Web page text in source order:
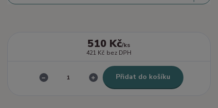
510 Kč/ks
421 Kč bez DPH
Přidat do košíku